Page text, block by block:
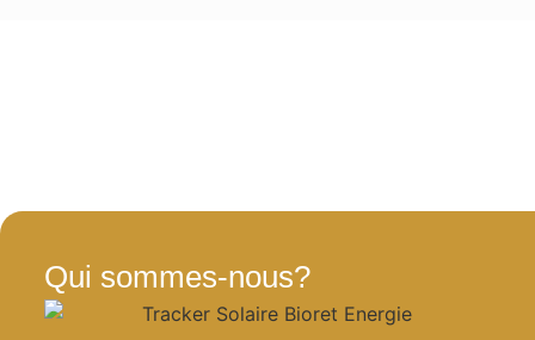
Qui sommes-nous?